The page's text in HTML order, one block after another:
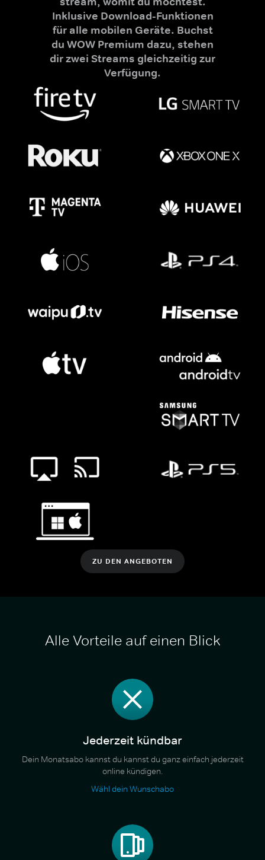
Inklusive Download-Funktionen
für alle mobilen Geräte. Buchst
du WOW Premium dazu, stehen
dir zwei Streams gleichzeitig zur
Verfügung.
ZU DEN ANGEBOTEN
Alle Vorteile auf einen Blick
Jederzeit kündbar
Dein Monatsabo kannst du kannst du ganz einfach jederzeit
online kündigen.
Wähl dein Wunschabo